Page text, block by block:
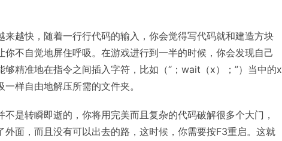
来越快，随着一行行代码的输入，你会觉得写代码就和建造方块
你不自觉地屏住呼吸。在游戏进行到一半的时候，你会发现自己
够精准地在指令之间插入字符，比如（“；wait（x）；”）当中的x
样自由地解压所需的文件夹。
是转瞬即逝的，你将用完美而且复杂的代码破解很多个大门，
外面，而且没有可以出去的路，这时候，你需要按F3重启。这就